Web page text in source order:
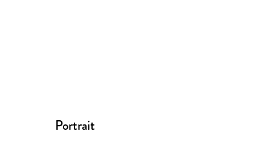
Portrait